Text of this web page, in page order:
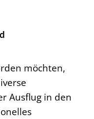
möchten,
Ausflug in den